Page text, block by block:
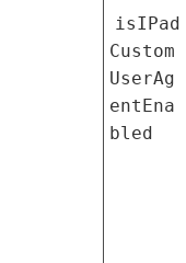
isIPad
Custom
UserAg
entEna
bled